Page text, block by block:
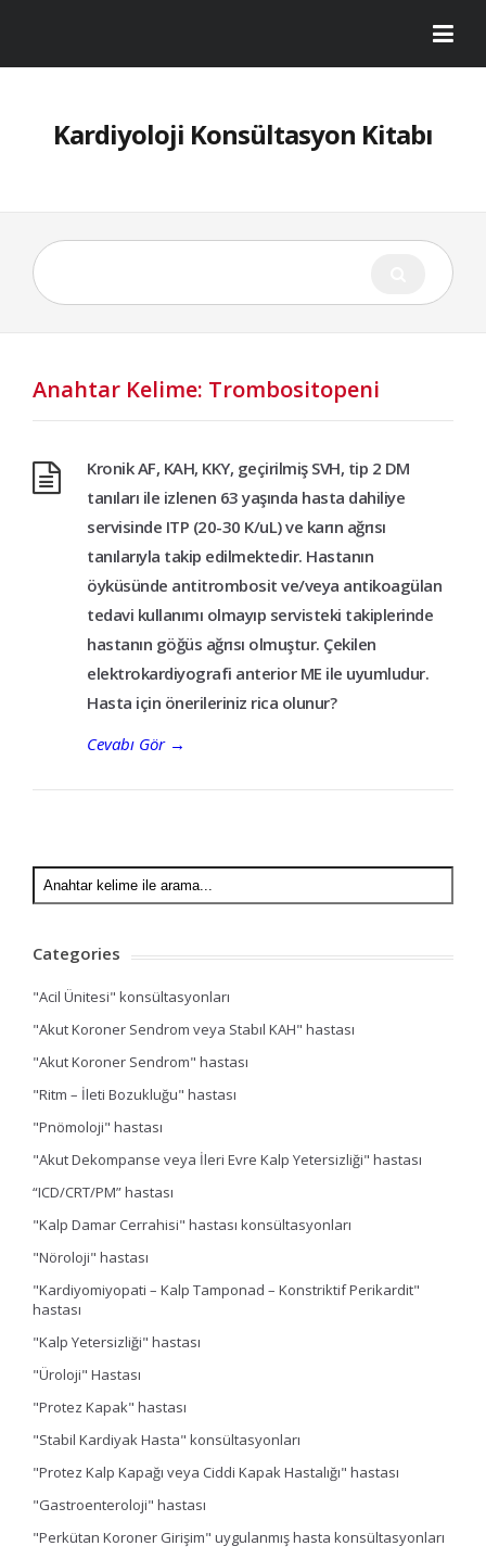
Kardiyoloji Konsültasyon Kitabı
Anahtar Kelime: Trombositopeni
Kronik AF, KAH, KKY, geçirilmiş SVH, tip 2 DM
tanıları ile izlenen 63 yaşında hasta dahiliye
servisinde ITP (20-30 K/uL) ve karın ağrısı
tanılarıyla takip edilmektedir. Hastanın
öyküsünde antitrombosit ve/veya antikoagülan
tedavi kullanımı olmayıp servisteki takiplerinde
hastanın göğüs ağrısı olmuştur. Çekilen
elektrokardiyografi anterior ME ile uyumludur.
Hasta için önerileriniz rica olunur?
Cevabı Gör→
Categories
"Acil Ünitesi" konsültasyonları
"Akut Koroner Sendrom veya Stabıl KAH" hastası
"Akut Koroner Sendrom" hastası
"Ritm – İleti Bozukluğu" hastası
"Pnömoloji" hastası
"Akut Dekompanse veya İleri Evre Kalp Yetersizliği" hastası
“ICD/CRT/PM” hastası
"Kalp Damar Cerrahisi" hastası konsültasyonları
"Nöroloji" hastası
"Kardiyomiyopati – Kalp Tamponad – Konstriktif Perikardit"
hastası
"Kalp Yetersizliği" hastası
"Üroloji" Hastası
"Protez Kapak" hastası
"Stabil Kardiyak Hasta" konsültasyonları
"Protez Kalp Kapağı veya Ciddi Kapak Hastalığı" hastası
"Gastroenteroloji" hastası
"Perkütan Koroner Girişim" uygulanmış hasta konsültasyonları